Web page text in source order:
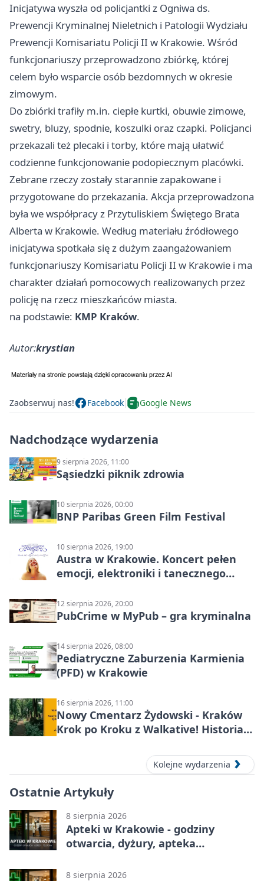
Inicjatywa wyszła od policjantki z Ogniwa ds.
Prewencji Kryminalnej Nieletnich i Patologii Wydziału
Prewencji Komisariatu Policji II w Krakowie. Wśród
funkcjonariuszy przeprowadzono zbiórkę, której
celem było wsparcie osób bezdomnych w okresie
zimowym.
Do zbiórki trafiły m.in. ciepłe kurtki, obuwie zimowe,
swetry, bluzy, spodnie, koszulki oraz czapki. Policjanci
przekazali też plecaki i torby, które mają ułatwić
codzienne funkcjonowanie podopiecznym placówki.
Zebrane rzeczy zostały starannie zapakowane i
przygotowane do przekazania. Akcja przeprowadzona
była we współpracy z Przytuliskiem Świętego Brata
Alberta w Krakowie. Według materiału źródłowego
inicjatywa spotkała się z dużym zaangażowaniem
funkcjonariuszy Komisariatu Policji II w Krakowie i ma
charakter działań pomocowych realizowanych przez
policję na rzecz mieszkańców miasta.
na podstawie: KMP Kraków.
Autor:krystian
Zaobserwuj nas! Facebook Google News
Nadchodzące wydarzenia
9 sierpnia 2026, 11:00
Sąsiedzki piknik zdrowia
10 sierpnia 2026, 00:00
BNP Paribas Green Film Festival
10 sierpnia 2026, 19:00
Austra w Krakowie. Koncert pełen
emocji, elektroniki i tanecznego
12 sierpnia 2026, 20:00
PubCrime w MyPub – gra kryminalna
14 sierpnia 2026, 08:00
Pediatryczne Zaburzenia Karmienia
(PFD) w Krakowie
16 sierpnia 2026, 11:00
Nowy Cmentarz Żydowski - Kraków
Krok po Kroku z Walkative! Historia
Kolejne wydarzenia
Ostatnie Artykuły
8 sierpnia 2026
Apteki w Krakowie - godziny
otwarcia, dyżury, apteka
8 sierpnia 2026